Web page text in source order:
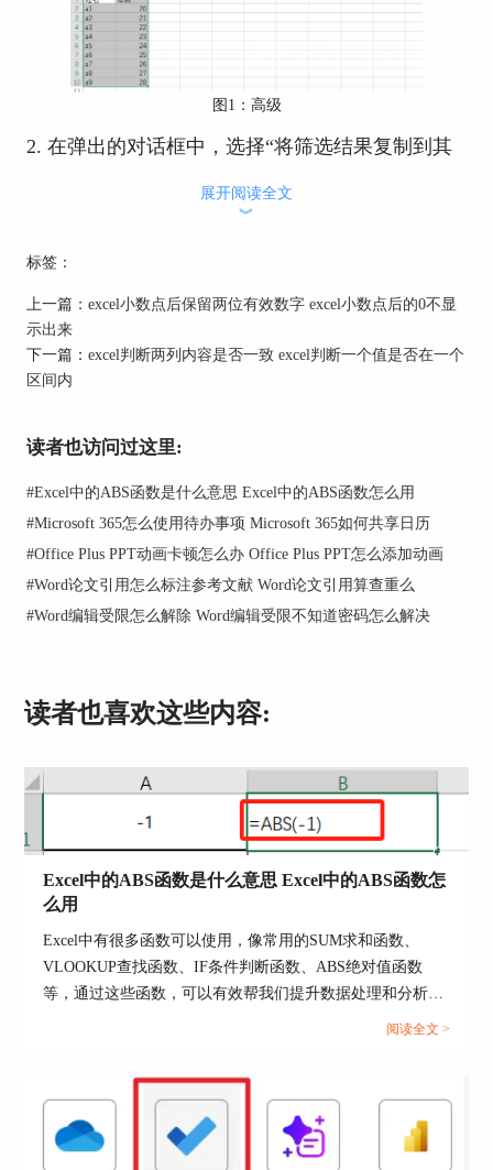
图1：高级
2. 在弹出的对话框中，选择“将筛选结果复制到其
数据区域，在“条件区域”框中输入或选择要按照哪
些列进行拆分，在“复制到”框中输入或选择要将筛
指定的位置。
实现对表格内容的拆分。
二、Excel工作表拆分代码
以使用VBA代码来实现。具体操作步骤如下：
1. 打开需要拆分的工作簿，按Alt+F11键进入VBA
2. 在左侧的项目资源管理器中，右键点
击“Microsoft Excel对象”，选择“插入”-“模块”。
展开阅读全文
︾
标签：
上一篇： excel小数点后保留两位有效数字 excel小数点后的0不显
示出来
下一篇： excel判断两列内容是否一致 excel判断一个值是否在一个
区间内
读者也访问过这里:
#Excel中的ABS函数是什么意思 Excel中的ABS函数怎么用
#Microsoft 365怎么使用待办事项 Microsoft 365如何共享日历
#Office Plus PPT动画卡顿怎么办 Office Plus PPT怎么添加动画
#Word论文引用怎么标注参考文献 Word论文引用算查重么
#Word编辑受限怎么解除 Word编辑受限不知道密码怎么解决
读者也喜欢这些内容:
Excel中的ABS函数是什么意思 Excel中的ABS函数怎
么用
Excel中有很多函数可以使用，像常用的SUM求和函数、
VLOOKUP查找函数、IF条件判断函数、ABS绝对值函数
等，通过这些函数，可以有效帮我们提升数据处理和分析效
率。接下来我们就以ABS函数为例，来为大家分享一下Excel
内容，方法步骤非常简单，一起来学习下。...
阅读全文 >